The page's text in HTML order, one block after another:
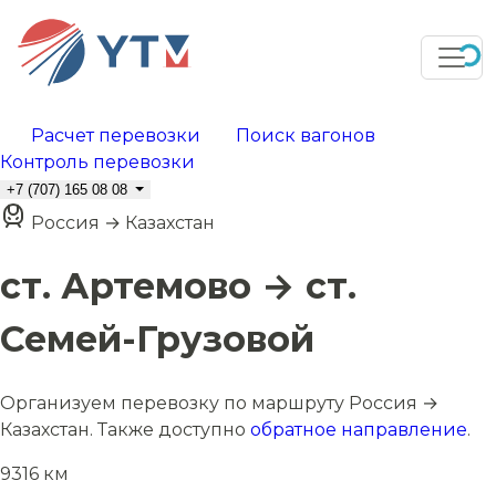
Расчет перевозки
Поиск вагонов
Контроль перевозки
+7 (707) 165 08 08
Россия → Казахстан
ст. Артемово → ст.
Семей-Грузовой
Организуем перевозку по маршруту Россия →
Казахстан. Также доступно обратное направление.
9316 км